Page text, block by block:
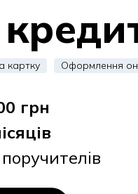
картку Оформлення
грн